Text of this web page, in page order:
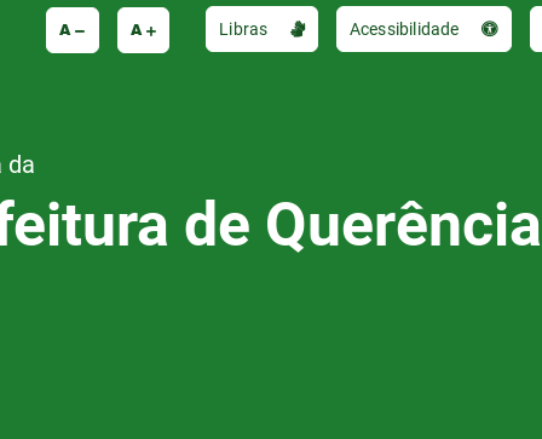
A A Libras Acessibilidade
da
de Querência